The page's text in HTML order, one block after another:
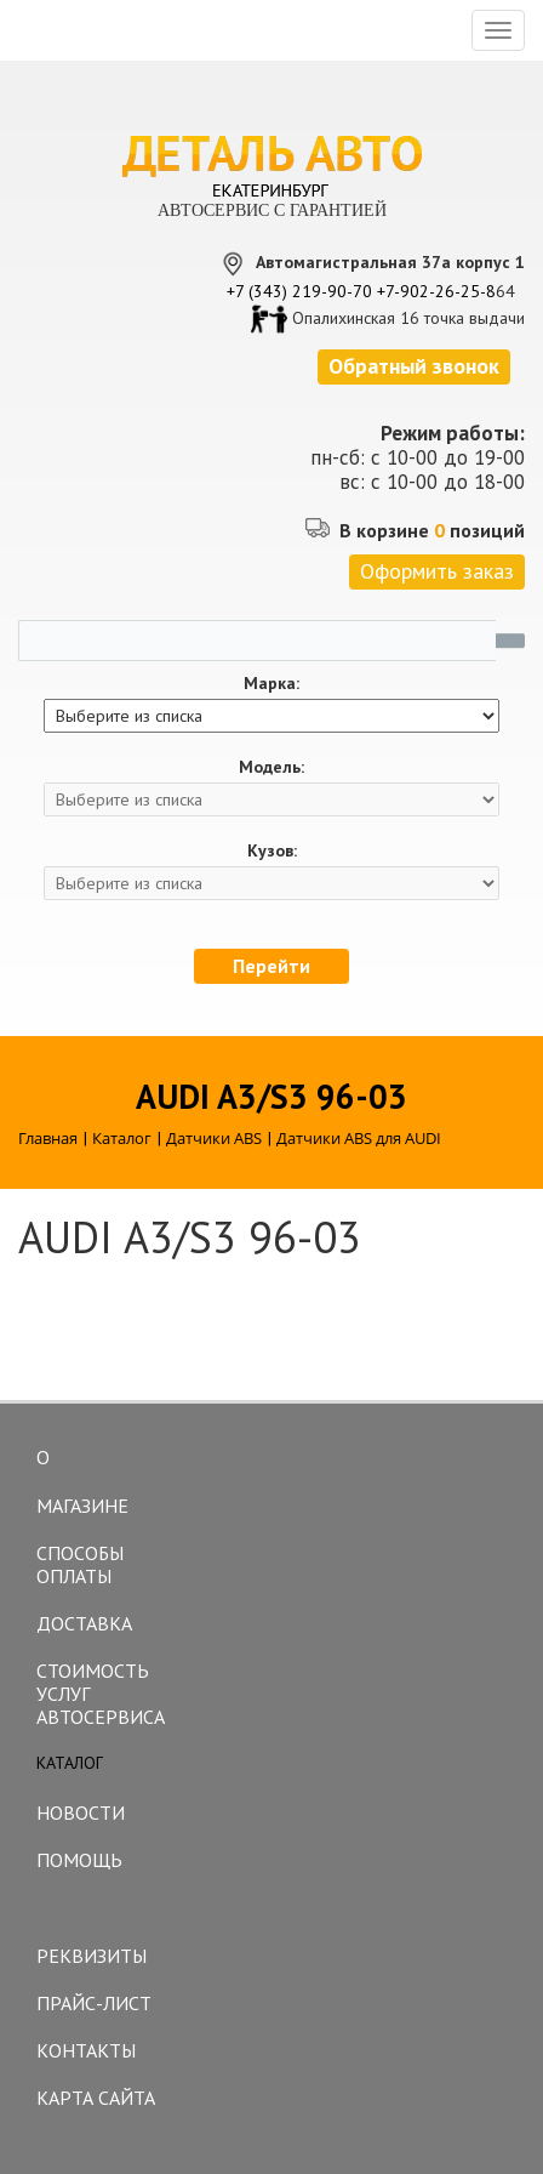
АВТОСЕРВИС С ГАРАНТИЕЙ
Автомагистральная 37а корпус 1
+7 (343) 219-90-70 +7-902-26-25-864
Опалихинская 16 точка выдачи
Обратный звонок
Режим работы:
пн-сб: с 10-00 до 19-00
вс: с 10-00 до 18-00
В корзине 0 позиций
Оформить заказ
Марка:
Модель:
Кузов:
Перейти
AUDI A3/S3 96-03
Главная | Каталог | Датчики ABS | Датчики ABS для AUDI
AUDI A3/S3 96-03
О
МАГАЗИНЕ
СПОСОБЫ
ОПЛАТЫ
ДОСТАВКА
СТОИМОСТЬ
УСЛУГ
АВТОСЕРВИСА
КАТАЛОГ
НОВОСТИ
ПОМОЩЬ
РЕКВИЗИТЫ
ПРАЙС-ЛИСТ
КОНТАКТЫ
КАРТА САЙТА